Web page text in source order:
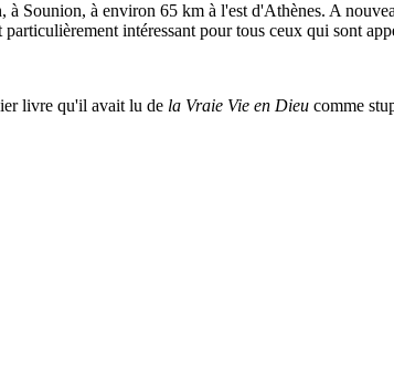
Sounion, à environ 65 km à l'est d'Athènes. A
intéressant pour tous ceux qui sont
livre qu'il avait lu de la Vraie Vie en Dieu comme